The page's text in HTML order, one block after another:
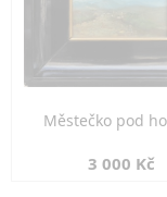
Městečko pod
3 000 Kč